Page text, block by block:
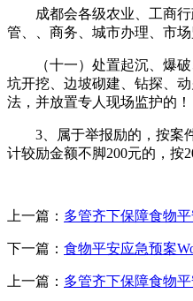
成都会各级农业、工商行
管、、商务、城市办理、市
（十一）处置起沉、爆破
坑开挖、边坡砌建、钻探、
法，并放置专人现场监护的！
3、属于举报励的，按案件
计较励金额不脚200元的，按
上一篇： 多管齐下保障食物
下一篇： 食物平安应急预案
上一篇： 多管齐下保障食物